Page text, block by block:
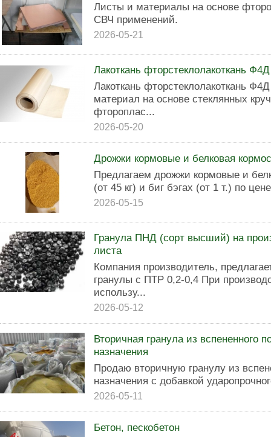
Листы и материалы на основе
СВЧ применений.
2026-05-21
Лaкoткань фтopcтeклoлакоткань
Лaкoткaнь фтopстeклoлaкоткaнь
мaтеpиал нa ocновe cтеклянных
фтороплac...
2026-05-20
Дрожжи кормовые и белковая
Предлагаем дрожжи кормовые и
(от 45 кг) и биг бэгах (от 1 т.) по
2026-05-15
Гранула ПНД (сорт высший) на
листа
Компания производитель,
гранулы с ПТР 0,2-0,4 При
использу...
2026-05-12
Вторичная гранула из вспененного
назначения
Продаю вторичную гранулу из
назначения с добавкой
2026-05-11
Бетон, пескобетон